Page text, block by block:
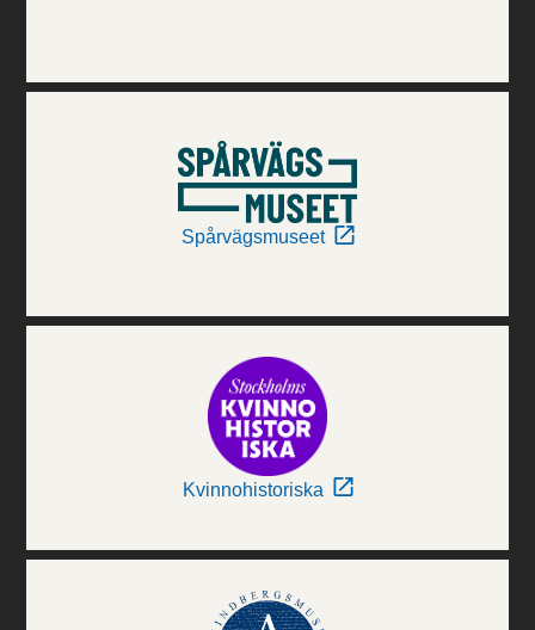
Spårvägsmuseet
Kvinnohistoriska